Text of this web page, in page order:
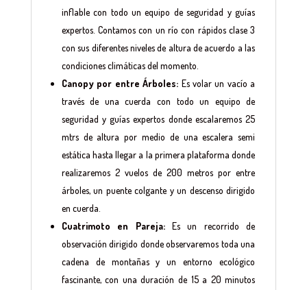
inflable con todo un equipo de seguridad y guías
expertos. Contamos con un río con rápidos clase 3
con sus diferentes niveles de altura de acuerdo a las
condiciones climáticas del momento.
Canopy por entre Árboles: Es volar un vacío a
través de una cuerda con todo un equipo de
seguridad y guías expertos donde escalaremos 25
mtrs de altura por medio de una escalera semi
estática hasta llegar a la primera plataforma donde
realizaremos 2 vuelos de 200 metros por entre
árboles, un puente colgante y un descenso dirigido
en cuerda.
Cuatrimoto en Pareja:Es un recorrido de
observación dirigido donde observaremos toda una
cadena de montañas y un entorno ecológico
fascinante, con una duración de 15 a 20 minutos